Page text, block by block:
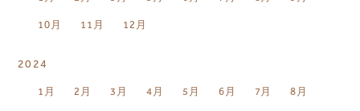
10月 11月 12月
2024
1月 2月 3月 4月 5月 6月 7月 8月